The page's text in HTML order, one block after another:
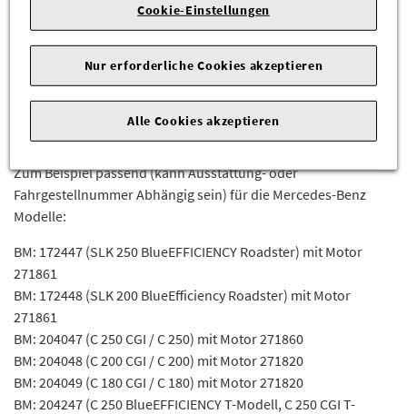
Sie sind sich nicht sicher, ob das Ersatzteil bei Ihrem Fahrzeug
passt?
Kein Problem.
wir prüfen für Sie, ob das Teil passt.
Zum Beispiel passend (kann Ausstattung- oder
Fahrgestellnummer Abhängig sein) für die Mercedes-Benz
Modelle:
BM: 172447 (SLK 250 BlueEFFICIENCY Roadster) mit Motor
271861
BM: 172448 (SLK 200 BlueEfficiency Roadster) mit Motor
271861
BM: 204047 (C 250 CGI / C 250) mit Motor 271860
BM: 204048 (C 200 CGI / C 200) mit Motor 271820
BM: 204049 (C 180 CGI / C 180) mit Motor 271820
BM: 204247 (C 250 BlueEFFICIENCY T-Modell, C 250 CGI T-
Cookie-Einstellungen
Nur erforderliche Cookies akzeptieren
Alle Cookies akzeptieren